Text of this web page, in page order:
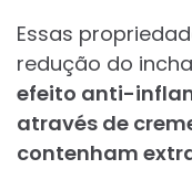
Essas
redução do
efeito anti-
através de
contenham